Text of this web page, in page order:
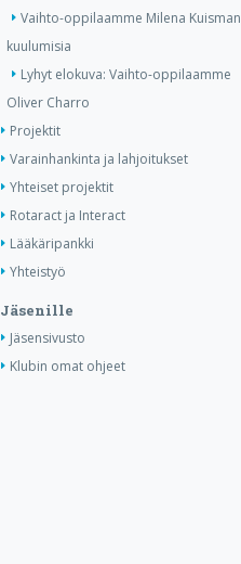
Vaihto-oppilaamme Milena Kuisman
kuulumisia
Lyhyt elokuva: Vaihto-oppilaamme
Oliver Charro
Projektit
Varainhankinta ja lahjoitukset
Yhteiset projektit
Rotaract ja Interact
Lääkäripankki
Yhteistyö
Jäsenille
Jäsensivusto
Klubin omat ohjeet